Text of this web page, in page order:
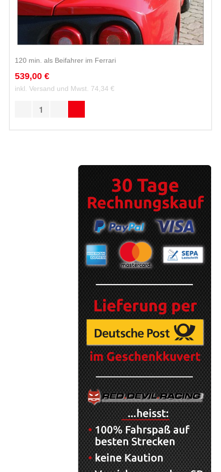
120 min. als Beifahrer im Ferrari
539,00 €
inkl. Versand und Mwst. 74,34 €